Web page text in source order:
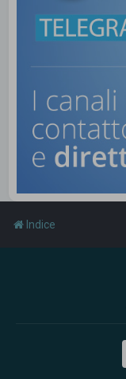
Indice